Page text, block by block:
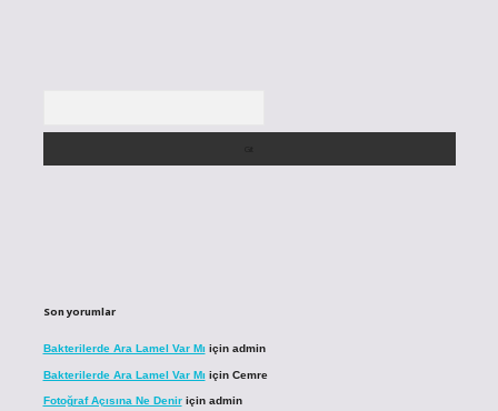
Son yorumlar
Bakterilerde Ara Lamel Var Mı için admin
Bakterilerde Ara Lamel Var Mı için Cemre
Fotoğraf Açısına Ne Deniriçin admin